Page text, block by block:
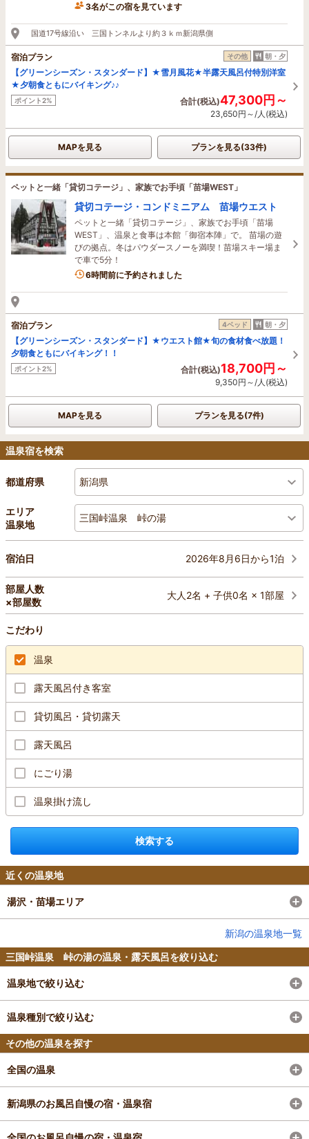
3名がこの宿を見ています
国道17号線沿い 三国トンネルより約３ｋｍ新潟県側
宿泊プラン その他 朝・夕
【グリーンシーズン・スタンダード】★雪月風花★半露天風呂付特別洋室
★夕朝食ともにバイキング♪♪
ポイント2% 合計(税込)47,300円～
23,650円～/人(税込)
MAPを見る プランを見る(33件)
ペットと一緒「貸切コテージ」、家族でお手頃「苗場WEST」
貸切コテージ・コンドミニアム 苗場ウエスト
ペットと一緒「貸切コテージ」、家族でお手頃「苗場
WEST」、温泉と食事は本館「御宿本陣」で。 苗場の遊
びの拠点。冬はパウダースノーを満喫！苗場スキー場ま
で車で5分！
6時間前に予約されました
宿泊プラン 4ベッド 朝・夕
【グリーンシーズン・スタンダード】★ウエスト館★旬の食材食べ放題！
夕朝食ともにバイキング！！
ポイント2% 合計(税込)18,700円～
9,350円～/人(税込)
MAPを見る プランを見る(7件)
温泉宿を検索
都道府県 新潟県
エリア
温泉地
三国峠温泉 峠の湯
宿泊日 2026年8月6日から1泊
部屋人数
×部屋数
大人2名 + 子供0名 × 1部屋
こだわり
温泉
露天風呂付き客室
貸切風呂・貸切露天
露天風呂
にごり湯
温泉掛け流し
検索する
近くの温泉地
湯沢・苗場エリア
新潟の温泉地一覧
三国峠温泉 峠の湯の温泉・露天風呂を絞り込む
温泉地で絞り込む
温泉種別で絞り込む
その他の温泉を探す
全国の温泉
新潟県のお風呂自慢の宿・温泉宿